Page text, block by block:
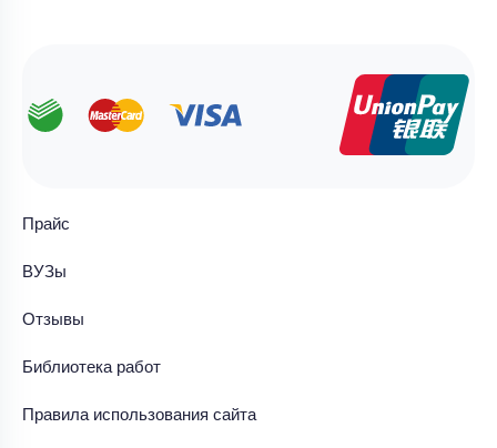
Прайс
ВУЗы
Отзывы
Библиотека работ
Правила использования сайта